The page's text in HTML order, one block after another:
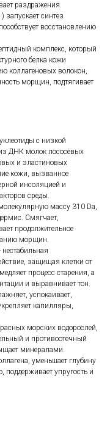
раздражения.
запускает синтез
восстановлению
комплекс, который
белка кожи
коллагеновых волокон,
морщин, подтягивает
с низкой
ДНК молок лососёвых
и эластиновых
кожи, вызванное
инсоляцией и
среды.
массу 310 Da,
Смягчает,
продолжительное
морщин.
защищая клетки от
процесс старения, а
и выравнивает тон.
успокаивает,
капилляры,
морских водорослей,
и противоотёчный
минералами.
уменьшает глубину
упругость и